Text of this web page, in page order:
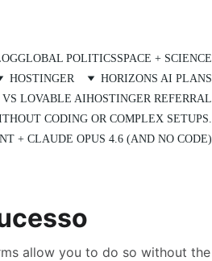
GLOBAL POLITICSSPACE + SCIENCE
HOSTINGER
HORIZONS AI PLANS
VS LOVABLE AIHOSTINGER REFERRAL
CODING OR COMPLEX SETUPS.
+ CLAUDE OPUS 4.6 (AND NO CODE)
allow you to do so without the